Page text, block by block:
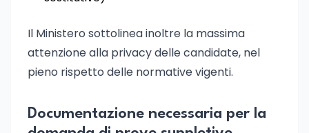
Il Ministero sottolinea inoltre la massima
attenzione alla privacy delle candidate, nel
pieno rispetto delle normative vigenti.
Documentazione necessaria per la